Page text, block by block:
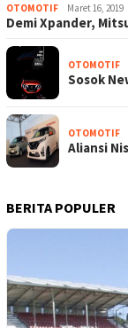
OTOMOTIF Maret 16, 2019
Demi Xpander,
OTOMOTIF
Sosok
OTOMOTIF
Aliansi
BERITA POPULER